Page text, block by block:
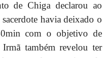
de Chiga declarou ao
havia deixado o
com o objetivo de
também revelou ter